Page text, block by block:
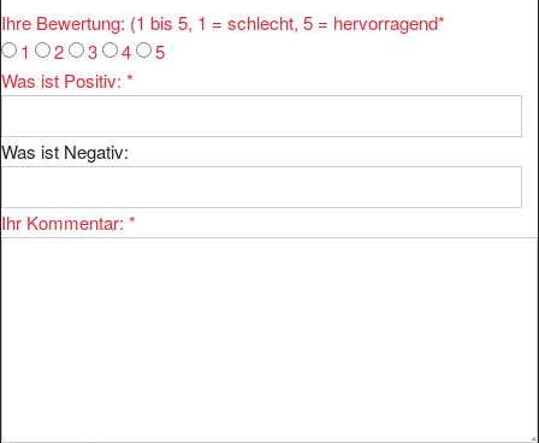
Ihre Bewertung: (1 bis 5, 1 = schlecht, 5 = hervorragend*
1
2 3 4
5
Was ist Positiv: *
Was ist Negativ:
Ihr Kommentar: *